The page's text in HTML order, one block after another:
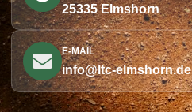
25335 Elmshorn
E-MAIL
info@ltc-elmshorn.de